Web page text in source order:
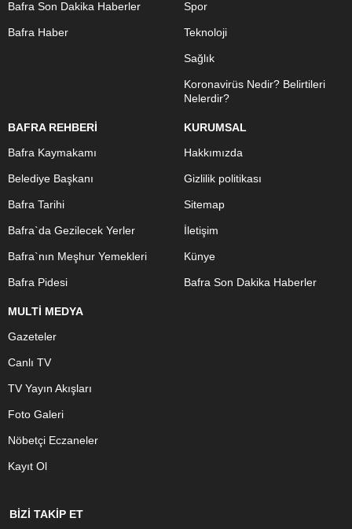
Bafra Son Dakika Haberler
Bafra Haber
Spor
Teknoloji
Sağlık
Koronavirüs Nedir? Belirtileri
Nelerdir?
BAFRA REHBERİ
Bafra Kaymakamı
Belediye Başkanı
Bafra Tarihi
Bafra`da Gezilecek Yerler
Bafra`nın Meşhur Yemekleri
Bafra Pidesi
KURUMSAL
Hakkımızda
Gizlilik politikası
Sitemap
İletişim
Künye
Bafra Son Dakika Haberler
MULTİ MEDYA
Gazeteler
Canlı TV
TV Yayın Akışları
Foto Galeri
Nöbetçi Eczaneler
Kayıt Ol
BİZİ TAKİP ET